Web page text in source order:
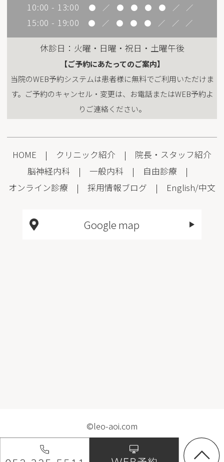
10:00 - 13:00 ● ／ ● ● ● ● ／ ／
15:00 - 19:00 ● ／ ● ● ● ／ ／ ／
休診日：火曜・日曜・祝日・土曜午後
【ご予約にあたってのご案内】
当院のWEB予約システムは患者様に無料でご利用いただけま
す。ご予約のキャンセル・変更は、お電話またはWEB予約よ
りご連絡ください。
HOME | クリニック紹介 | 院長・スタッフ紹介
脳神経内科 | 一般内科 | 自由診療 |
オンライン診療 | 採用情報ブログ | English/中文
Google map
©leo-aoi.com